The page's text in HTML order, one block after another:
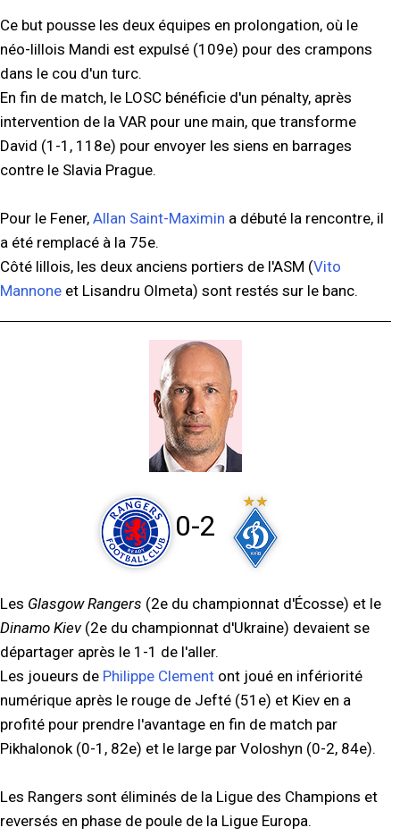
Ce but pousse les deux équipes en prolongation, où le
néo-lillois Mandi est expulsé (109e) pour des crampons
dans le cou d'un turc.
En fin de match, le LOSC bénéficie d'un pénalty, après
intervention de la VAR pour une main, que transforme
David (1-1, 118e) pour envoyer les siens en barrages
contre le Slavia Prague.
Pour le Fener, Allan Saint-Maximin a débuté la rencontre, il
a été remplacé à la 75e.
Côté lillois, les deux anciens portiers de l'ASM (Vito
Mannone et Lisandru Olmeta) sont restés sur le banc.
0-2
Les Glasgow Rangers (2e du championnat d'Écosse) et le
Dinamo Kiev(2e du championnat d'Ukraine) devaient se
départager après le 1-1 de l'aller.
Les joueurs de Philippe Clement ont joué en infériorité
numérique après le rouge de Jefté (51e) et Kiev en a
profité pour prendre l'avantage en fin de match par
Pikhalonok (0-1, 82e) et le large par Voloshyn (0-2, 84e).
Les Rangers sont éliminés de la Ligue des Champions et
reversés en phase de poule de la Ligue Europa.